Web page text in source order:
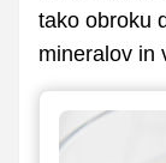
tako obroku
mineralov in